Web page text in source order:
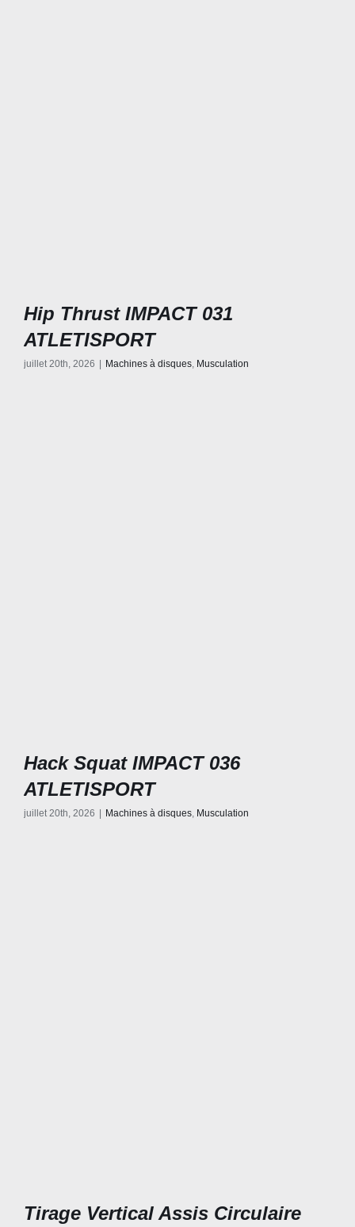
Hip Thrust IMPACT 031
ATLETISPORT
juillet 20th, 2026 Machines à disques, Musculation
Hack Squat IMPACT 036
ATLETISPORT
juillet 20th, 2026 Machines à disques, Musculation
Tirage Vertical Assis Circulaire